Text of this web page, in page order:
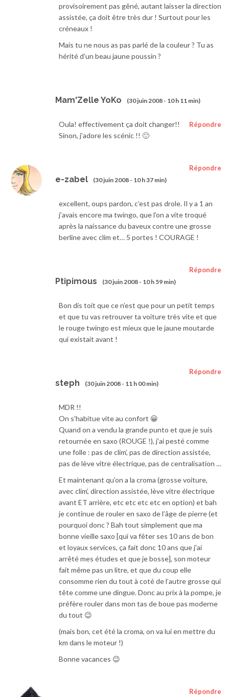
provisoirement pas gêné, autant laisser la direction
assistée, ça doit être très dur ! Surtout pour les
créneaux !
Mais tu ne nous as pas parlé de la couleur ? Tu as
hérité d’un beau jaune poussin ?
Mam'Zelle YoKo (30 juin 2008 - 10 h 11 min)
Répondre
Oula! effectivement ça doit changer!!
Sinon, j’adore les scénic !! 🙂
e-zabel (30 juin 2008 - 10 h 37 min)
Répondre
excellent, oups pardon, c’est pas drole. Il y a 1 an
j’avais encore ma twingo, que l’on a vite troqué
après la naissance du baveux contre une grosse
berline avec clim et… 5 portes ! COURAGE !
Ptipimous (30 juin 2008 - 10 h 59 min)
Répondre
Bon dis toit que ce n’est que pour un petit temps
et que tu vas retrouver ta voiture très vite et que
le rouge twingo est mieux que le jaune moutarde
qui existait avant !
steph (30 juin 2008 - 11 h 00 min)
Répondre
MDR !!
On s’habitue vite au confort 😀
Quand on a vendu la grande punto et que je suis
retournée en saxo (ROUGE !), j’ai pesté comme
une folle : pas de clim’, pas de direction assistée,
pas de lève vitre électrique, pas de centralisation …
Et maintenant qu’on a la croma (grosse voiture,
avec clim’, direction assistée, lève vitre électrique
avant ET arrière, etc etc etc etc en option) et bah
je continue de rouler en saxo de l’âge de pierre (et
pourquoi donc ? Bah tout simplement que ma
bonne vieille saxo [qui va fêter ses 10 ans de bon
et loyaux services, ça fait donc 10 ans que j’ai
arrêté mes études et que je bosse], son moteur
fait même pas un litre, et que du coup elle
consomme rien du tout à coté de l’autre grosse qui
tête comme une dingue. Donc au prix à la pompe, je
préfère rouler dans mon tas de boue pas moderne
du tout 😉
(mais bon, cet été la croma, on va lui en mettre du
km dans le moteur !)
Bonne vacances 😉
Répondre